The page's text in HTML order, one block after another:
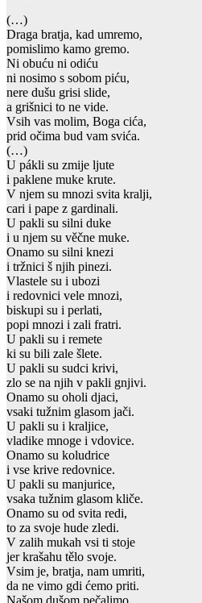
(…)
Draga bratja, kad umremo,
pomislimo kamo gremo.
Ni obuću ni odiću
ni nosimo s sobom piću,
nere dušu grisi slide,
a grišnici to ne vide.
Vsih vas molim, Boga cića,
prid očima bud vam svića.
(…)
U pákli su zmije ljute
i paklene muke krute.
V njem su mnozi svita kralji,
cari i pape z gardinali.
U pakli su silni duke
i u njem su věčne muke.
Onamo su silni knezi
i tržnici š njih pinezi.
Vlastele su i ubozi
i redovnici vele mnozi,
biskupi su i perlati,
popi mnozi i zali fratri.
U pakli su i remete
ki su bili zale šlete.
U pakli su sudci krivi,
zlo se na njih v pakli gnjivi.
Onamo su oholi djaci,
vsaki tužnim glasom jači.
U pakli su i kraljice,
vladike mnoge i vdovice.
Onamo su koludrice
i vse krive redovnice.
U pakli su manjurice,
vsaka tužnim glasom kliče.
Onamo su od svita redi,
to za svoje hude zledi.
V zalih mukah vsi ti stoje
jer krašahu tělo svoje.
Vsim je, bratja, nam umriti,
da ne vimo gdi ćemo priti.
Našom dušom pečalimo,